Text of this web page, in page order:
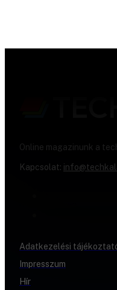
Online magazinunk a
Kapcsolat:
Adatkezelési
Impresszum
Hír